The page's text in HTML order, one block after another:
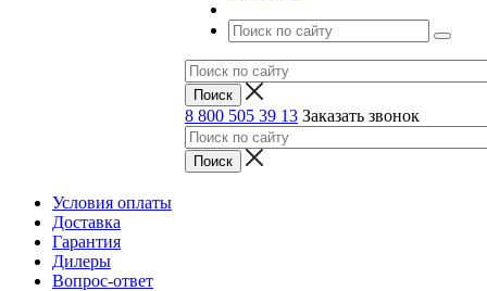
8 800 505 39 13 Заказать звонок
Условия оплаты
Доставка
Гарантия
Дилеры
Вопрос-ответ